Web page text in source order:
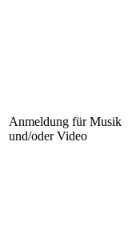
Anmeldung für Musik
und/oder Video